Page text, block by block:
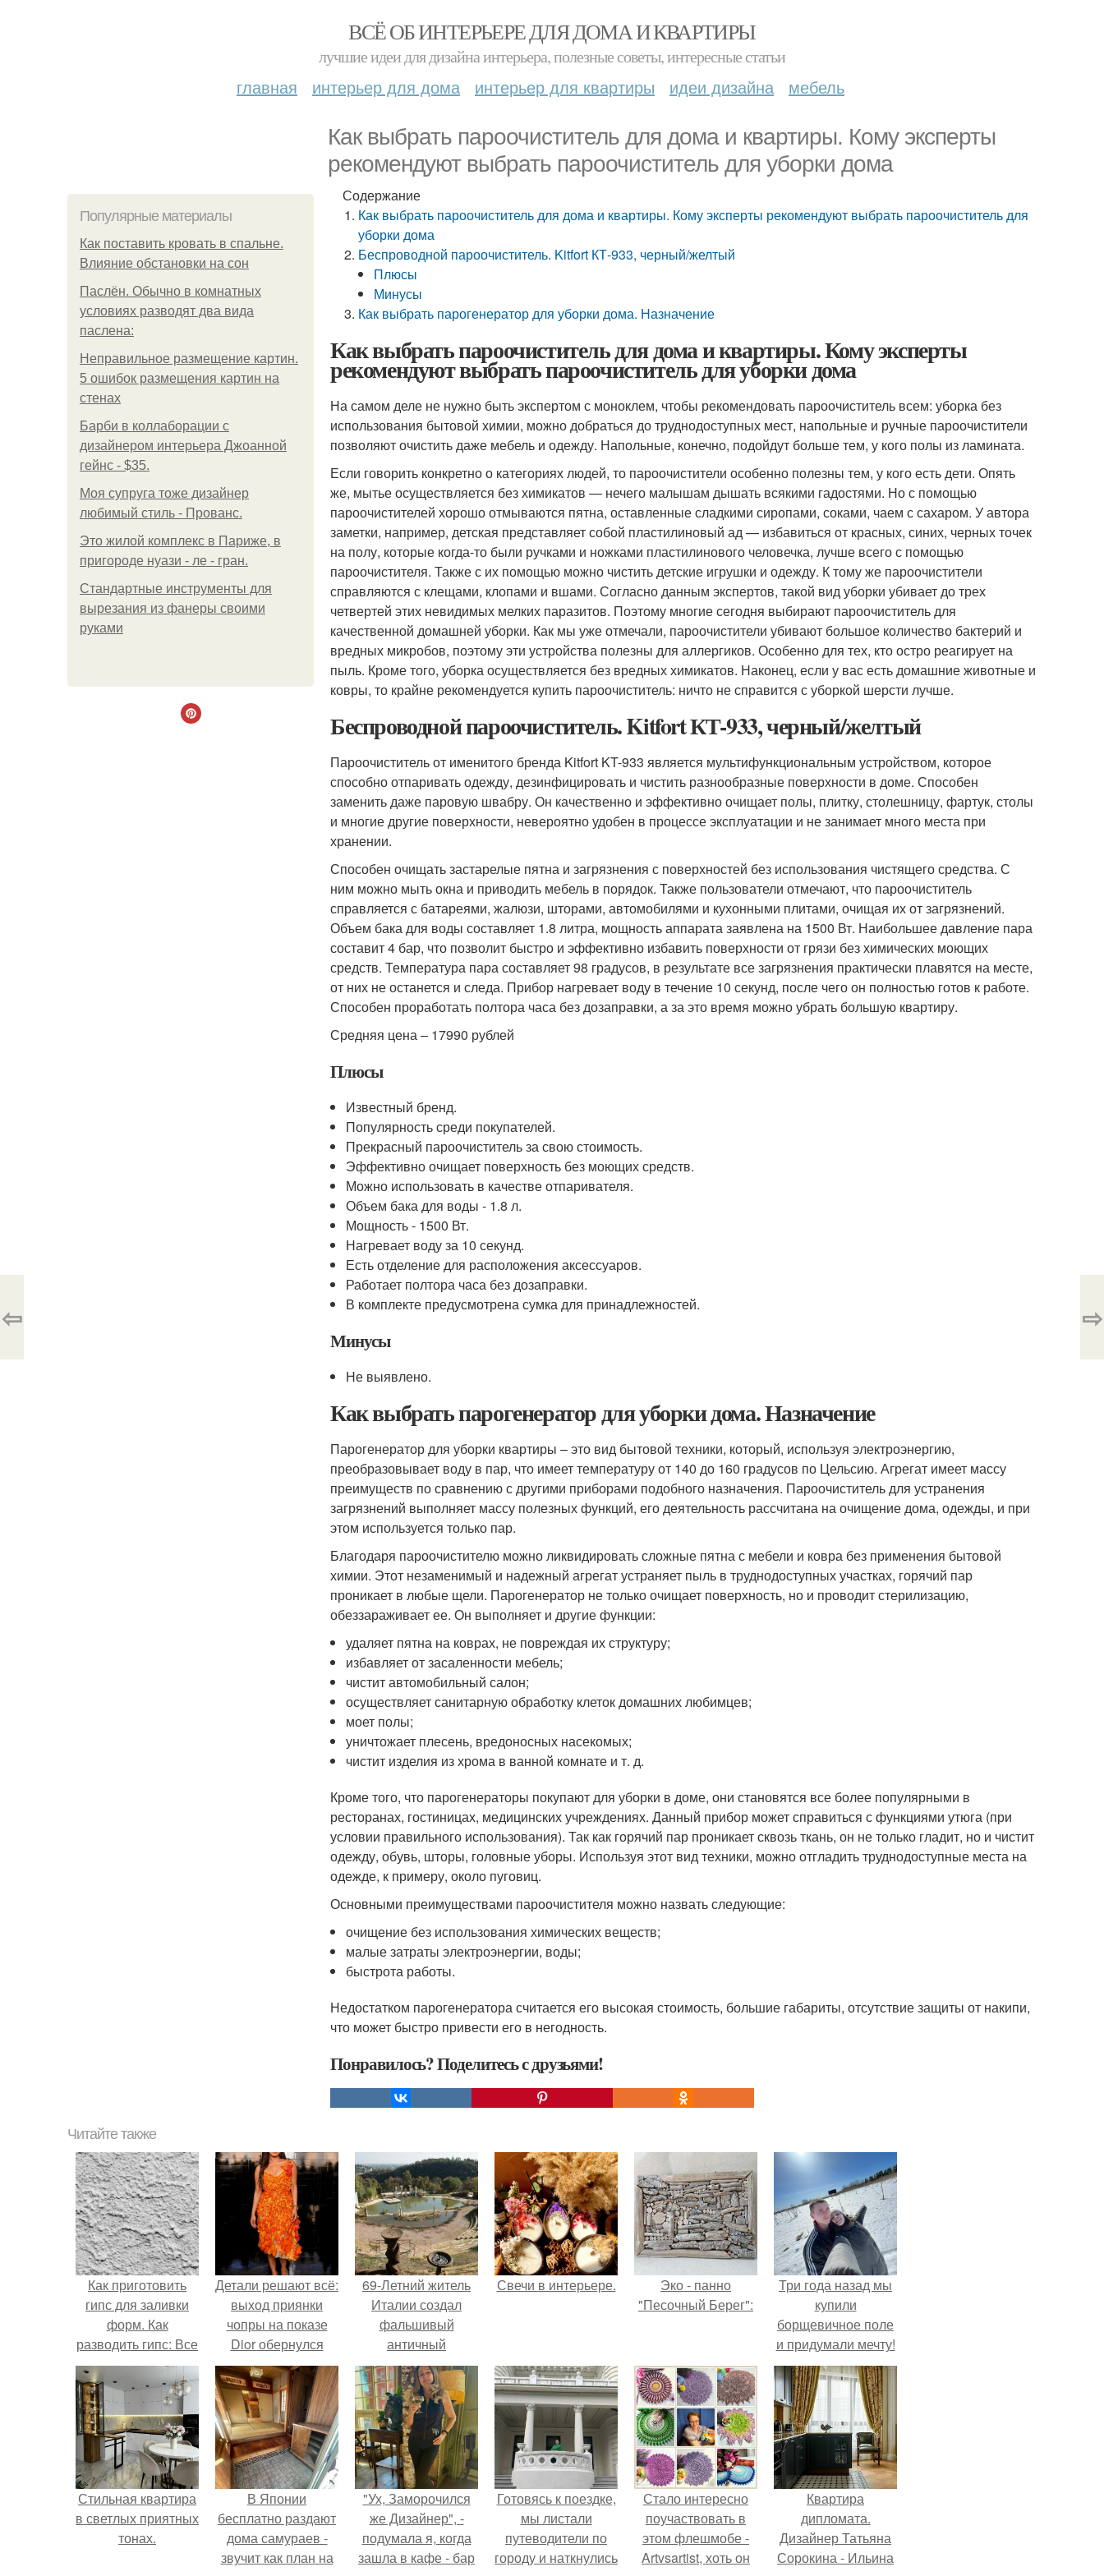
ВСЁ ОБ ИНТЕРЬЕРЕ ДЛЯ ДОМА И КВАРТИРЫ
лучшие идеи для дизайна интерьера, полезные советы, интересные статьи
главная интерьер для дома интерьер для квартиры идеи дизайна мебель
Как выбрать пароочиститель для дома и квартиры. Кому эксперты
рекомендуют выбрать пароочиститель для уборки дома
Популярные материалы
Как поставить кровать в спальне.
Влияние обстановки на сон
Паслён. Обычно в комнатных
условиях разводят два вида
паслена:
Неправильное размещение картин.
5 ошибок размещения картин на
стенах
Барби в коллаборации с
дизайнером интерьера Джоанной
гейнс - $35.
Моя супруга тоже дизайнер
любимый стиль - Прованс.
Это жилой комплекс в Париже, в
пригороде нуази - ле - гран.
Стандартные инструменты для
вырезания из фанеры своими
руками
Содержание
Как выбрать пароочиститель для дома и квартиры. Кому эксперты рекомендуют выбрать пароочиститель для
уборки дома
Беспроводной пароочиститель. Kitfort КТ-933, черный/желтый
Плюсы
Минусы
Как выбрать парогенератор для уборки дома. Назначение
Как выбрать пароочиститель для дома и квартиры. Кому эксперты
рекомендуют выбрать пароочиститель для уборки дома
На самом деле не нужно быть экспертом с моноклем, чтобы рекомендовать пароочиститель всем: уборка без
использования бытовой химии, можно добраться до труднодоступных мест, напольные и ручные пароочистители
позволяют очистить даже мебель и одежду. Напольные, конечно, подойдут больше тем, у кого полы из ламината.
Если говорить конкретно о категориях людей, то пароочистители особенно полезны тем, у кого есть дети. Опять
же, мытье осуществляется без химикатов — нечего малышам дышать всякими гадостями. Но с помощью
пароочистителей хорошо отмываются пятна, оставленные сладкими сиропами, соками, чаем с сахаром. У автора
заметки, например, детская представляет собой пластилиновый ад — избавиться от красных, синих, черных точек
на полу, которые когда-то были ручками и ножками пластилинового человечка, лучше всего с помощью
пароочистителя. Также с их помощью можно чистить детские игрушки и одежду. К тому же пароочистители
справляются с клещами, клопами и вшами. Согласно данным экспертов, такой вид уборки убивает до трех
четвертей этих невидимых мелких паразитов. Поэтому многие сегодня выбирают пароочиститель для
качественной домашней уборки. Как мы уже отмечали, пароочистители убивают большое количество бактерий и
вредных микробов, поэтому эти устройства полезны для аллергиков. Особенно для тех, кто остро реагирует на
пыль. Кроме того, уборка осуществляется без вредных химикатов. Наконец, если у вас есть домашние животные и
ковры, то крайне рекомендуется купить пароочиститель: ничто не справится с уборкой шерсти лучше.
Беспроводной пароочиститель. Kitfort КТ-933, черный/желтый
Пароочиститель от именитого бренда Kitfort KT-933 является мультифункциональным устройством, которое
способно отпаривать одежду, дезинфицировать и чистить разнообразные поверхности в доме. Способен
заменить даже паровую швабру. Он качественно и эффективно очищает полы, плитку, столешницу, фартук, столы
и многие другие поверхности, невероятно удобен в процессе эксплуатации и не занимает много места при
хранении.
Способен очищать застарелые пятна и загрязнения с поверхностей без использования чистящего средства. С
ним можно мыть окна и приводить мебель в порядок. Также пользователи отмечают, что пароочиститель
справляется с батареями, жалюзи, шторами, автомобилями и кухонными плитами, очищая их от загрязнений.
Объем бака для воды составляет 1.8 литра, мощность аппарата заявлена на 1500 Вт. Наибольшее давление пара
составит 4 бар, что позволит быстро и эффективно избавить поверхности от грязи без химических моющих
средств. Температура пара составляет 98 градусов, в результате все загрязнения практически плавятся на месте,
от них не останется и следа. Прибор нагревает воду в течение 10 секунд, после чего он полностью готов к работе.
Способен проработать полтора часа без дозаправки, а за это время можно убрать большую квартиру.
Средняя цена – 17990 рублей
Плюсы
Известный бренд.
Популярность среди покупателей.
Прекрасный пароочиститель за свою стоимость.
Эффективно очищает поверхность без моющих средств.
Можно использовать в качестве отпаривателя.
Объем бака для воды - 1.8 л.
Мощность - 1500 Вт.
Нагревает воду за 10 секунд.
Есть отделение для расположения аксессуаров.
Работает полтора часа без дозаправки.
В комплекте предусмотрена сумка для принадлежностей.
Минусы
Не выявлено.
Как выбрать парогенератор для уборки дома. Назначение
Парогенератор для уборки квартиры – это вид бытовой техники, который, используя электроэнергию,
преобразовывает воду в пар, что имеет температуру от 140 до 160 градусов по Цельсию. Агрегат имеет массу
преимуществ по сравнению с другими приборами подобного назначения. Пароочиститель для устранения
загрязнений выполняет массу полезных функций, его деятельность рассчитана на очищение дома, одежды, и при
этом используется только пар.
Благодаря пароочистителю можно ликвидировать сложные пятна с мебели и ковра без применения бытовой
химии. Этот незаменимый и надежный агрегат устраняет пыль в труднодоступных участках, горячий пар
проникает в любые щели. Парогенератор не только очищает поверхность, но и проводит стерилизацию,
обеззараживает ее. Он выполняет и другие функции:
удаляет пятна на коврах, не повреждая их структуру;
избавляет от засаленности мебель;
чистит автомобильный салон;
осуществляет санитарную обработку клеток домашних любимцев;
моет полы;
уничтожает плесень, вредоносных насекомых;
чистит изделия из хрома в ванной комнате и т. д.
Кроме того, что парогенераторы покупают для уборки в доме, они становятся все более популярными в
ресторанах, гостиницах, медицинских учреждениях. Данный прибор может справиться с функциями утюга (при
условии правильного использования). Так как горячий пар проникает сквозь ткань, он не только гладит, но и чистит
одежду, обувь, шторы, головные уборы. Используя этот вид техники, можно отгладить труднодоступные места на
одежде, к примеру, около пуговиц.
Основными преимуществами пароочистителя можно назвать следующие:
очищение без использования химических веществ;
малые затраты электроэнергии, воды;
быстрота работы.
Недостатком парогенератора считается его высокая стоимость, большие габариты, отсутствие защиты от накипи,
что может быстро привести его в негодность.
Понравилось? Поделитесь с друзьями!
⇦ ⇨
Читайте также
Как приготовить
гипс для заливки
форм. Как
разводить гипс: Все
о приготовлении
идеального
раствора
Детали решают всё:
выход приянки
чопры на показе
Dior обернулся
шквалом критики
из-за небрежного
пошива.
69-Летний житель
Италии создал
фальшивый
античный
амфитеатр и
долгое время
успешно выдавал
его за настоящее
историческое
наследие.
Свечи в интерьере.
Эко - панно
"Песочный Берег":
Три года назад мы
купили
борщевичное поле
и придумали мечту!
Стильная квартира
в светлых приятных
тонах.
В Японии
бесплатно раздают
дома самураев -
звучит как план на
"Ух, Заморочился
же Дизайнер", -
подумала я, когда
зашла в кафе - бар
Готовясь к поездке,
мы листали
путеводители по
городу и наткнулись
Стало интересно
поучаствовать в
этом флешмобе -
Artvsartist, хоть он
Квартира
дипломата.
Дизайнер Татьяна
Сорокина - Ильина